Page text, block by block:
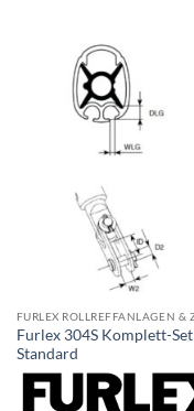
Furlex 304S Komplett-Set
Standard